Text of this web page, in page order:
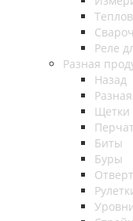
Реле
Разная
Назад
Щетки
Биты
Буры